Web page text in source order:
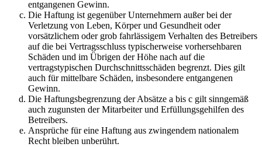
entgangenen Gewinn.
Die Haftung ist gegenüber Unternehmern außer bei der
Verletzung von Leben, Körper und Gesundheit oder
vorsätzlichem oder grob fahrlässigem Verhalten des Betreibers
auf die bei Vertragsschluss typischerweise vorhersehbaren
Schäden und im Übrigen der Höhe nach auf die
vertragstypischen Durchschnittsschäden begrenzt. Dies gilt
auch für mittelbare Schäden, insbesondere entgangenen
Gewinn.
Die Haftungsbegrenzung der Absätze a bis c gilt sinngemäß
auch zugunsten der Mitarbeiter und Erfüllungsgehilfen des
Betreibers.
Ansprüche für eine Haftung aus zwingendem nationalem
Recht bleiben unberührt.